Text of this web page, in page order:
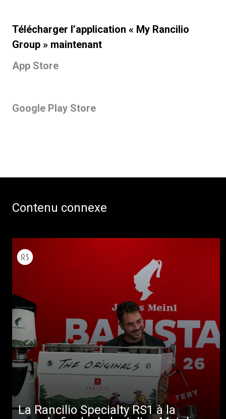
Télécharger l’application « My Rancilio
Group » maintenant
App Store
Google Play Store
Contenu connexe
La Rancilio Specialty RS1 à la